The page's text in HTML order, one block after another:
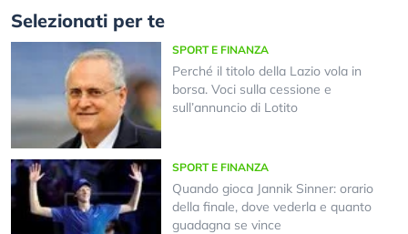
Selezionati per te
SPORT E FINANZA
Perché il titolo della Lazio vola in
borsa. Voci sulla cessione e
sull’annuncio di Lotito
SPORT E FINANZA
Quando gioca Jannik Sinner: orario
della finale, dove vederla e quanto
guadagna se vince